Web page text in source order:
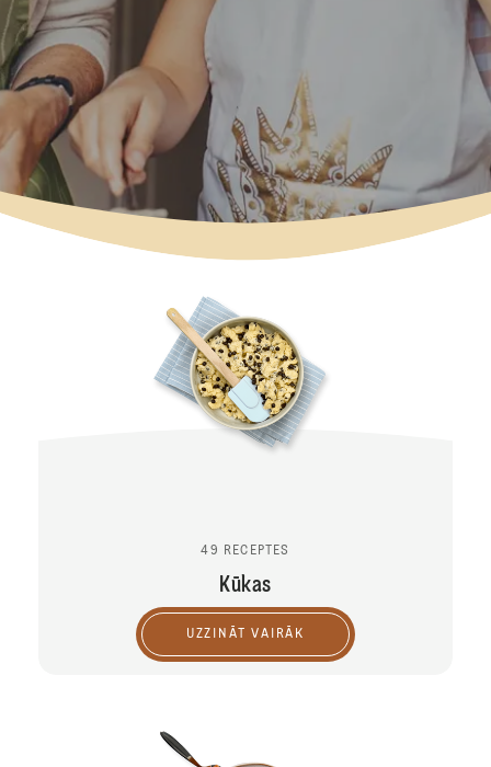
49 RECEPTES
Kūkas
UZZINĀT VAIRĀK